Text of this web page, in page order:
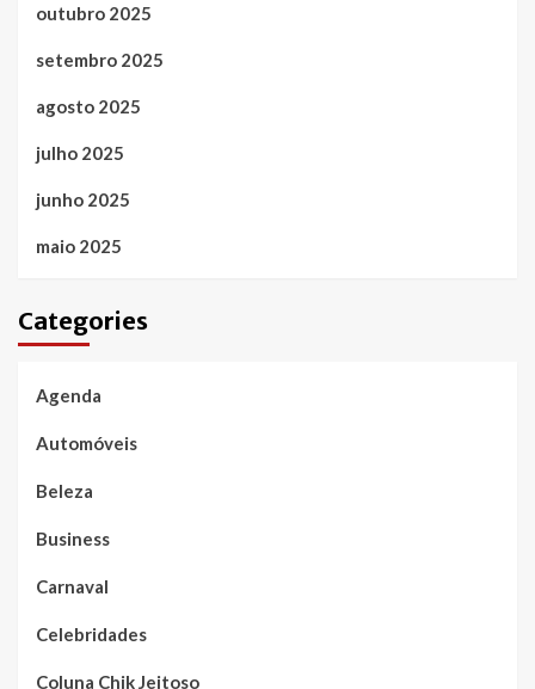
outubro 2025
setembro 2025
agosto 2025
julho 2025
junho 2025
maio 2025
Categories
Agenda
Automóveis
Beleza
Business
Carnaval
Celebridades
Coluna Chik Jeitoso